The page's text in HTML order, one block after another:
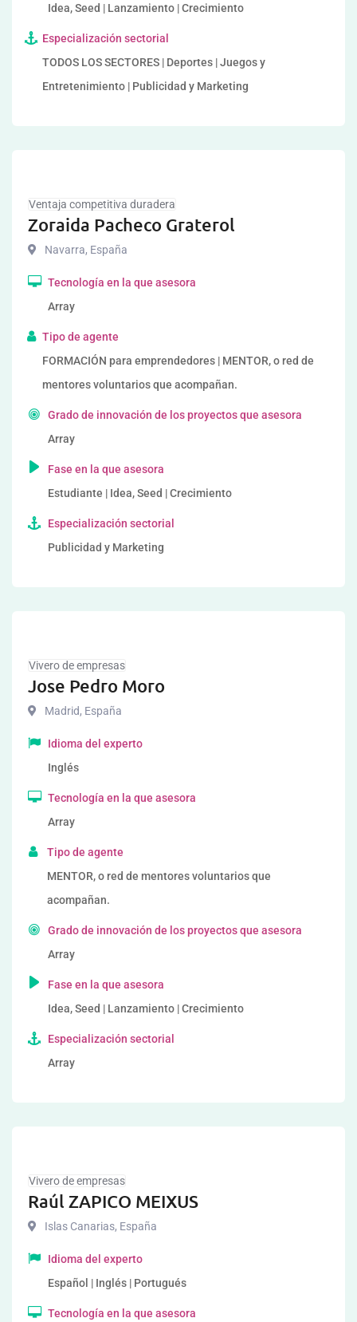
Idea, Seed | Lanzamiento | Crecimiento
Especialización sectorial
TODOS LOS SECTORES | Deportes | Juegos y
Entretenimiento | Publicidad y Marketing
Ventaja competitiva duradera
Zoraida Pacheco Graterol
Navarra, España
Tecnología en la que asesora
Array
Tipo de agente
FORMACIÓN para emprendedores | MENTOR, o red de
mentores voluntarios que acompañan.
Grado de innovación de los proyectos que asesora
Array
Fase en la que asesora
Estudiante | Idea, Seed | Crecimiento
Especialización sectorial
Publicidad y Marketing
Vivero de empresas
Jose Pedro Moro
Madrid, España
Idioma del experto
Inglés
Tecnología en la que asesora
Array
Tipo de agente
MENTOR, o red de mentores voluntarios que
acompañan.
Grado de innovación de los proyectos que asesora
Array
Fase en la que asesora
Idea, Seed | Lanzamiento | Crecimiento
Especialización sectorial
Array
Vivero de empresas
Raúl ZAPICO MEIXUS
Islas Canarias, España
Idioma del experto
Español | Inglés | Portugués
Tecnología en la que asesora